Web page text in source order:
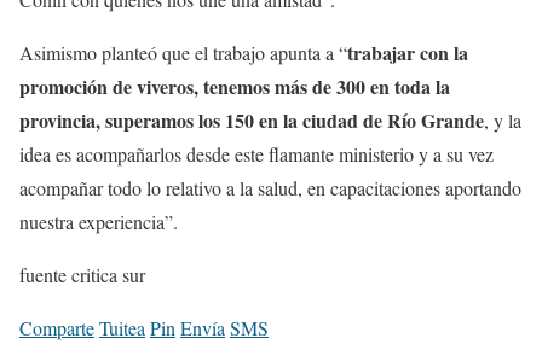
Asimismo planteó que el trabajo apunta a “trabajar con la
promoción de viveros, tenemos más de 300 en toda la
provincia, superamos los 150 en la ciudad de Río Grande, y la
idea es acompañarlos desde este flamante ministerio y a su vez
acompañar todo lo relativo a la salud, en capacitaciones aportando
nuestra experiencia”.
fuente critica sur
ComparteTuitea Pin Envía SMS